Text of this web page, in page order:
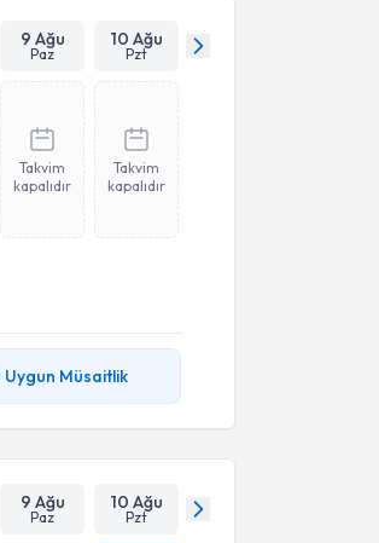
9 Ağu
Paz
10 Ağu
Pzt
Takvim
kapalıdır
Takvim
kapalıdır
Uygun Müsaitlik
9 Ağu
Paz
10 Ağu
Pzt